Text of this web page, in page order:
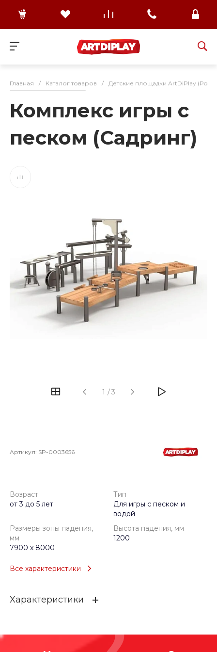
Главная / Каталог товаров / Детские площадки ArtDiPlay
Комплекс игры с
песком (Садринг)
1 /3
Артикул: SP-0003656
Возраст
от 3 до 5 лет
Тип
Для игры с песком и
водой
Размеры зоны падения,
мм
7900 x 8000
Высота падения, мм
1200
Все характеристики
Характеристики
Для игры с песком и водой